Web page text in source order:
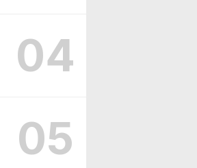
04
05